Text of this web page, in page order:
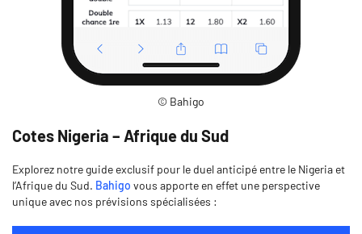
© Bahigo
Cotes Nigeria – Afrique du Sud
Explorez notre guide exclusif pour le duel anticipé entre le Nigeria et
l’Afrique du Sud. Bahigo vous apporte en effet une perspective
unique avec nos prévisions spécialisées :